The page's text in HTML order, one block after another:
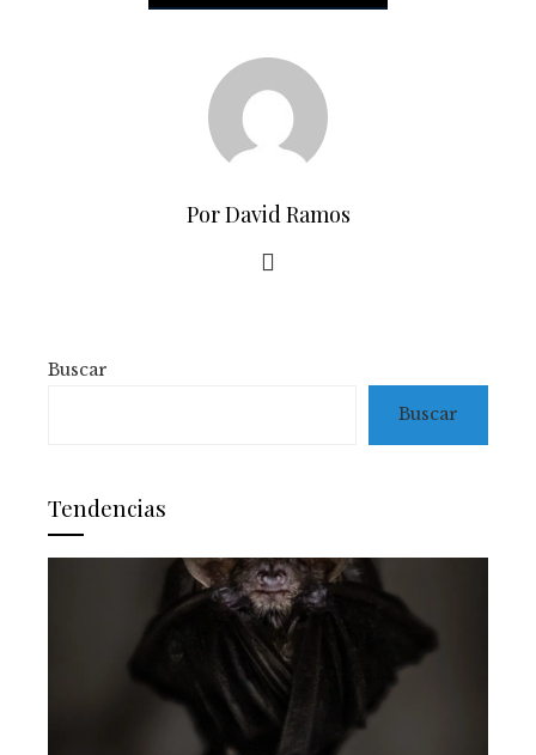
Por David Ramos
Buscar
Buscar
Tendencias